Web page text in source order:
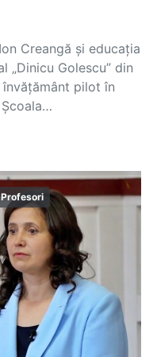
Creangă și educația
„Dinicu Golescu” din
pilot în
Profesori